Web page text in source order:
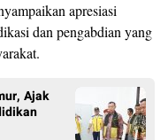
apresiasi
dan pengabdian yang
Ajak